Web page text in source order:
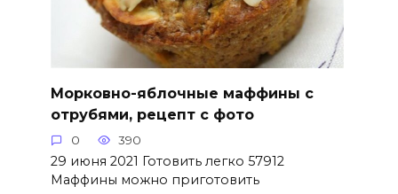
Морковно-яблочные маффины с
отрубями, рецепт с фото
0 390
29 июня 2021 Готовить легко 57912
Маффины можно приготовить